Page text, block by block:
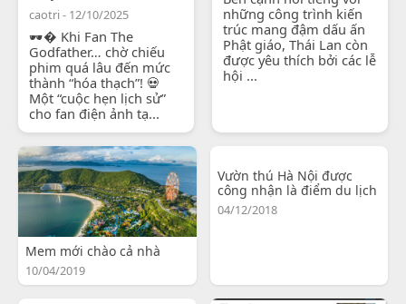
caotri - 12/10/2025
🕶� Khi Fan The
Godfather… chờ chiếu
phim quá lâu đến mức
thành “hóa thạch”! 💀
Một “cuộc hẹn lịch sử”
cho fan điện ảnh tạ...
những công trình kiến
trúc mang đậm dấu ấn
Phật giáo, Thái Lan còn
được yêu thích bởi các lễ
hội ...
Mem mới chào cả nhà
10/04/2019
Vườn thú Hà Nội được
công nhận là điểm du lịch
04/12/2018